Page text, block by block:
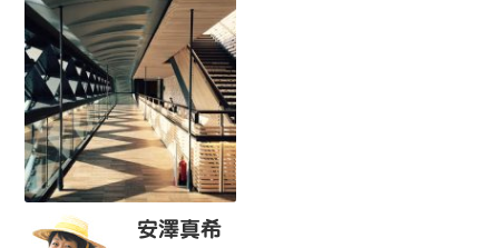
安澤真希